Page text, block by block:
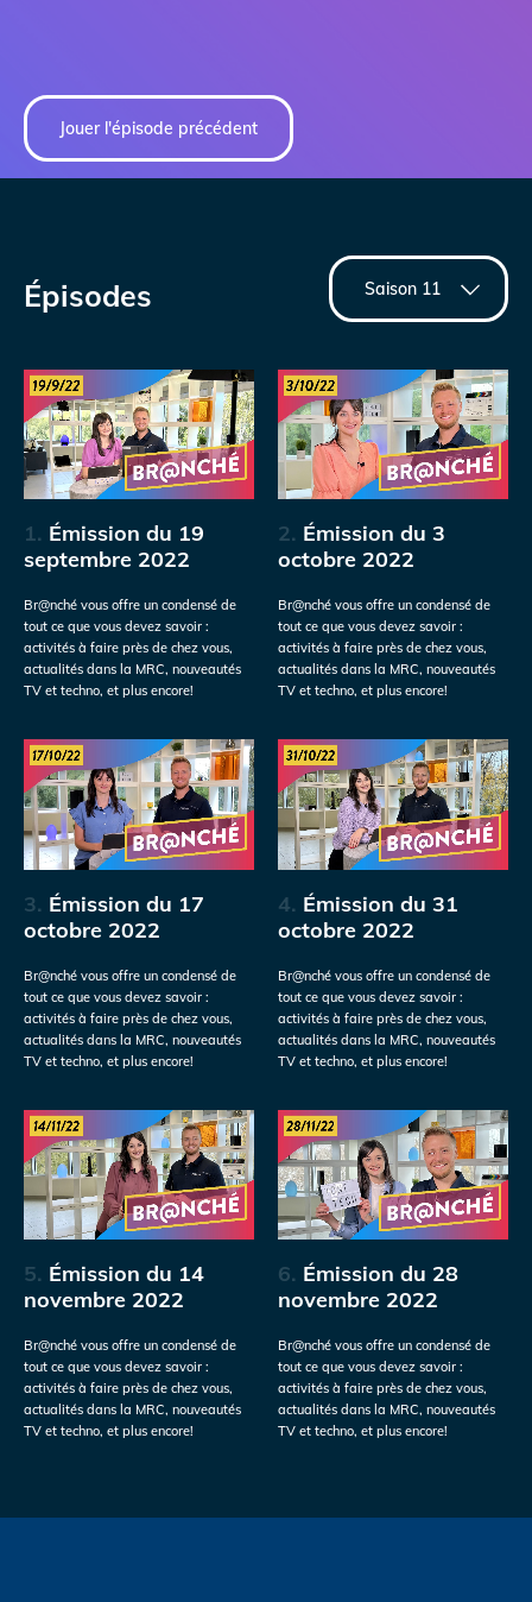
Jouer l'épisode précédent
Épisodes
1. Émission du 19
septembre 2022
Br@nché vous offre un condensé de
tout ce que vous devez savoir :
activités à faire près de chez vous,
actualités dans la MRC, nouveautés
TV et techno, et plus encore!
2. Émission du 3
octobre 2022
Br@nché vous offre un condensé de
tout ce que vous devez savoir :
activités à faire près de chez vous,
actualités dans la MRC, nouveautés
TV et techno, et plus encore!
3. Émission du 17
octobre 2022
Br@nché vous offre un condensé de
tout ce que vous devez savoir :
activités à faire près de chez vous,
actualités dans la MRC, nouveautés
TV et techno, et plus encore!
4. Émission du 31
octobre 2022
Br@nché vous offre un condensé de
tout ce que vous devez savoir :
activités à faire près de chez vous,
actualités dans la MRC, nouveautés
TV et techno, et plus encore!
5. Émission du 14
novembre 2022
Br@nché vous offre un condensé de
tout ce que vous devez savoir :
activités à faire près de chez vous,
actualités dans la MRC, nouveautés
TV et techno, et plus encore!
6. Émission du 28
novembre 2022
Br@nché vous offre un condensé de
tout ce que vous devez savoir :
activités à faire près de chez vous,
actualités dans la MRC, nouveautés
TV et techno, et plus encore!